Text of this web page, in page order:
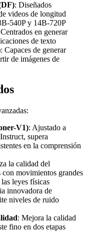
: Diseñados
videos de longitud
540P y 14B-720P
en generar
de texto
: Capaces de generar
de imágenes de
V1): Ajustado a
supera
en la comprensión
la calidad del
movimientos grandes
leyes físicas
innovadora de
niveles de ruido
: Mejora la calidad
fino en dos etapas